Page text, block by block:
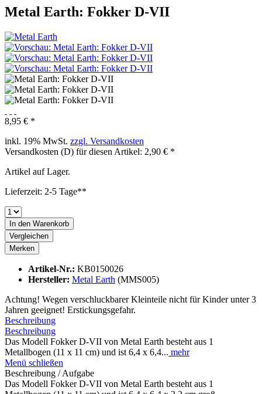
Metal Earth: Fokker D-VII
8,95 € *
inkl. 19% MwSt. zzgl. Versandkosten
Versandkosten (D) für diesen Artikel: 2,90 € *
Artikel auf Lager.
Lieferzeit: 2-5 Tage**
In den Warenkorb
Vergleichen
Merken
Artikel-Nr.: KB0150026
Hersteller: Metal Earth (MMS005)
Achtung! Wegen verschluckbarer Kleinteile nicht für Kinder unter 3
Jahren geeignet! Erstickungsgefahr.
Beschreibung
Beschreibung
Das Modell Fokker D-VII von Metal Earth besteht aus 1
Metallbogen (11 x 11 cm) und ist 6,4 x 6,4... mehr
Menü schließen
Beschreibung / Aufgabe
Das Modell Fokker D-VII von Metal Earth besteht aus 1